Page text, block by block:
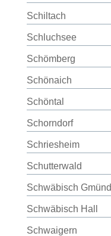
Schiltach
Schluchsee
Schömberg
Schönaich
Schöntal
Schorndorf
Schriesheim
Schutterwald
Schwäbisch Gmünd
Schwäbisch Hall
Schwaigern